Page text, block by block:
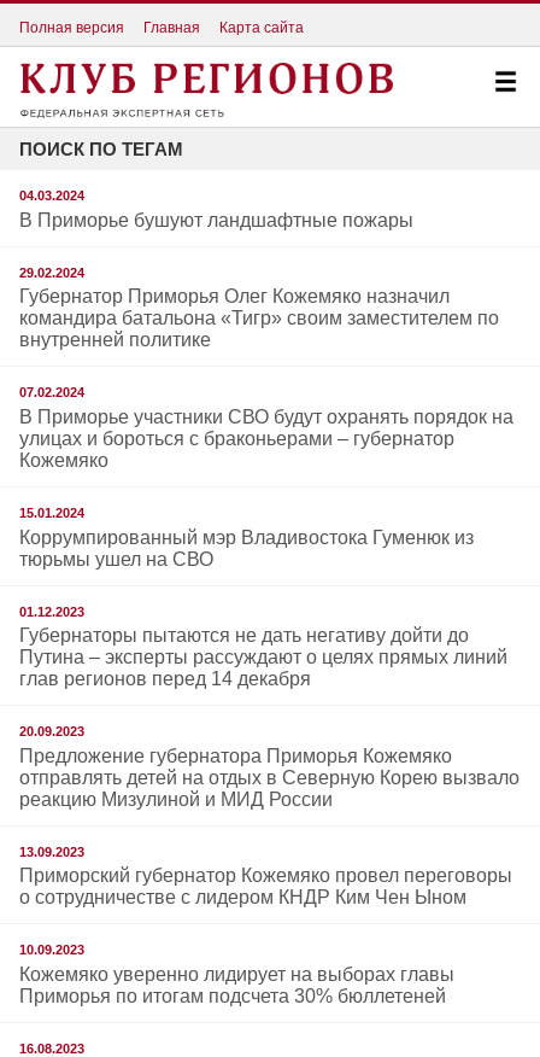
Полная версия Главная Карта сайта
ПОИСК ПО ТЕГАМ
04.03.2024
В Приморье бушуют ландшафтные пожары
29.02.2024
Губернатор Приморья Олег Кожемяко назначил
командира батальона «Тигр» своим заместителем по
внутренней политике
07.02.2024
В Приморье участники СВО будут охранять порядок на
улицах и бороться с браконьерами – губернатор
Кожемяко
15.01.2024
Коррумпированный мэр Владивостока Гуменюк из
тюрьмы ушел на СВО
01.12.2023
Губернаторы пытаются не дать негативу дойти до
Путина – эксперты рассуждают о целях прямых линий
глав регионов перед 14 декабря
20.09.2023
Предложение губернатора Приморья Кожемяко
отправлять детей на отдых в Северную Корею вызвало
реакцию Мизулиной и МИД России
13.09.2023
Приморский губернатор Кожемяко провел переговоры
о сотрудничестве с лидером КНДР Ким Чен Ыном
10.09.2023
Кожемяко уверенно лидирует на выборах главы
Приморья по итогам подсчета 30% бюллетеней
16.08.2023